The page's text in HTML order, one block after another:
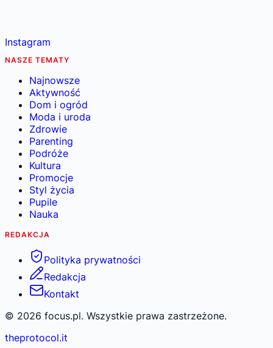
Instagram
NASZE TEMATY
Najnowsze
Aktywność
Dom i ogród
Moda i uroda
Zdrowie
Parenting
Podróże
Kultura
Promocje
Styl życia
Pupile
Nauka
REDAKCJA
Polityka prywatności
Redakcja
Kontakt
© 2026 focus.pl. Wszystkie prawa zastrzeżone.
theprotocol.it